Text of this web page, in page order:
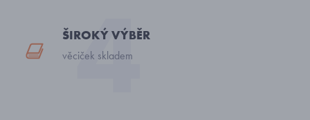
ŠIROKÝ VÝBĚR
věciček skladem